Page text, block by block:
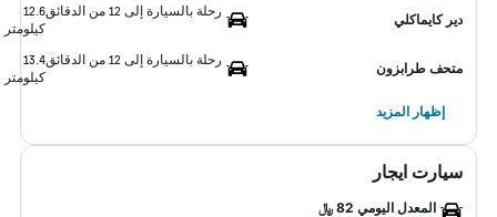
دير كايماكلي
رحلة بالسيارة إلى 12 من الدقائق
12.6
كيلومتر
متحف طرابزون
رحلة بالسيارة إلى 12 من الدقائق
13.4
كيلومتر
إظهار المزيد
سيارت ايجار
المعدل اليومي 82 ﷼